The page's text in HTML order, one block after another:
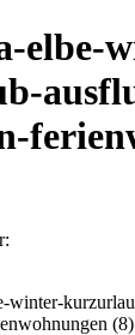
elbe-
winter-
(8)